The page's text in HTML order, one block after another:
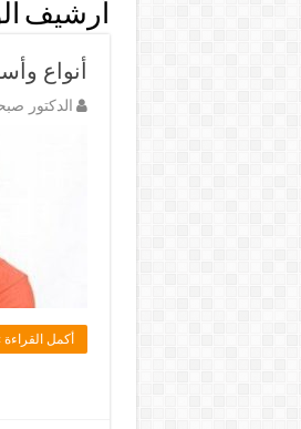
أرشيف
أنواع
الدكتور
أكمل القراءة